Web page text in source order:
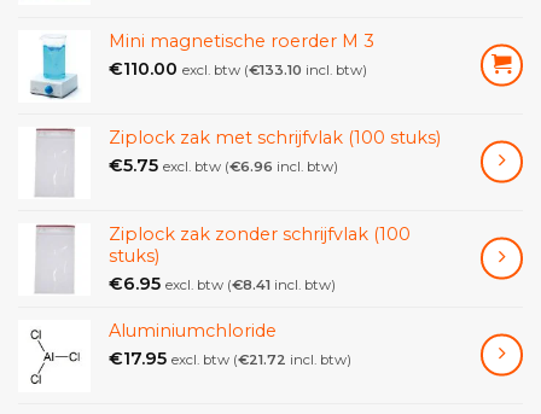
Mini magnetische roerder M 3
€110.00 excl. btw (€133.10 incl. btw)
Ziplock zak met schrijfvlak (100 stuks)
€5.75 excl. btw (€6.96 incl. btw)
Ziplock zak zonder schrijfvlak (100
stuks)
€6.95 excl. btw (€8.41 incl. btw)
Aluminiumchloride
€17.95 excl. btw (€21.72 incl. btw)